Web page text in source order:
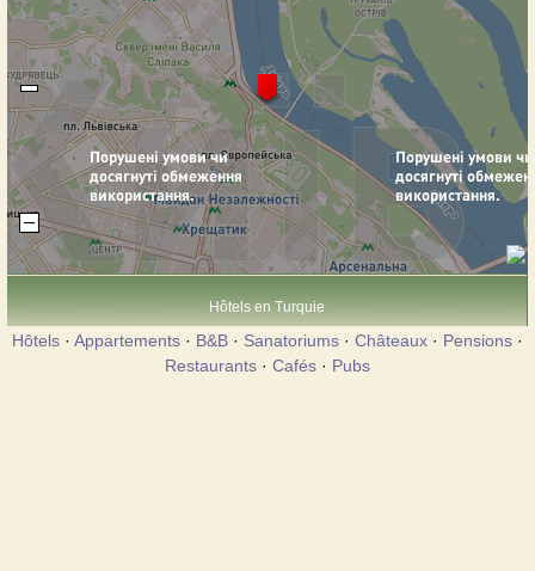
Hôtels en Turquie
Hôtels · Appartements · B&B · Sanatoriums · Châteaux · Pensions ·
Restaurants · Cafés · Pubs